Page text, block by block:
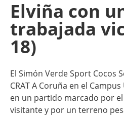
Elviña con
trabajada
18)
El Simón Verde Sport Cocos
CRAT A Coruña en el
en un partido marcado por
visitante y por un terreno